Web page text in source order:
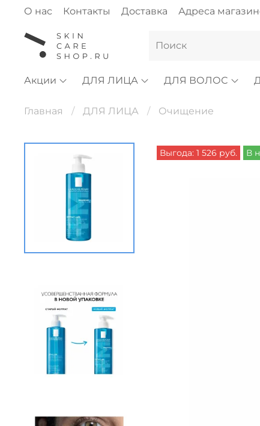
О нас Контакты Доставка Адреса
Акции ДЛЯ ЛИЦА ДЛЯ ВОЛОС
Главная ДЛЯ ЛИЦА Очищение
Выгода: 1 526 руб. В